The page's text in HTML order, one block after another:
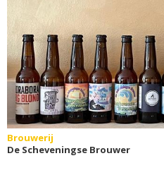
Brouwerij
De Scheveningse Brouwer